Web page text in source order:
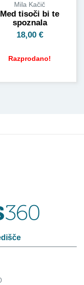
Mila Kačič
Med tisoči bi te
spoznala
18,00 €
Razprodano!